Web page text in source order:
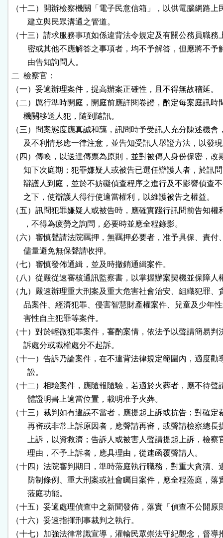
（十二）開辦檢察機關「電子民意信箱」，以供電腦網路上
        建立與民眾溝通之管道。
（十三）請求服務事項如係違背法令規定及有關公務員職務
密或其他不應解答之事項者，均不予解答，但應將不予
        由告知詢問人。
二  檢察官：
（一）妥適辦理案件，提高辦案正確性，且不得無故稽延。
（二）厲行準時開庭，開庭前應詳閱卷證，酌定每案庭訊時
      機關移送人犯，隨到隨訊。
（三）問案態度應真誠和藹，訊問時予受訊人充分陳述機會
及不利情形應一律注意，並告知受訊人舉證方法，以發
（四）傳喚，以送達傳票為原則，並對被傳人身份保密，改
知下次庭期；犯罪嫌疑人或被告已選任辯護人者，於訊
辯護人到庭，並於不妨礙偵查程序之進行及不影響偵查
      之下，使辯護人得行使適當權利，以維護被告之權益。
（五）訊問犯罪嫌疑人或被告時，應確實踐行訊問前告知權
      ，不得為疲勞之詢問，必要時並應全程錄影。
（六）審慎聲請法院羈押，無羈押必要者，准予具保、責付
      儘量避免無保聲請收押。
（七）審慎發佈通緝，並及時撤銷通緝案件。
（八）從嚴從速審核通訊監察書，以掌握辦案契機並保障人
（九）嚴速辦理重大刑案及重大危害社會治安、組織犯罪、
品案件、經濟犯罪、侵害智慧財產權案件、兒童及少年
      害性自主犯罪等案件。
（十）對於輕微犯罪案件，審酌案情，依法予以聲請簡易判
      訴處分或職權處分不起訴。
（十一）告訴乃論案件，在不違背法律規定範圍內，適度勸
        訟。
（十二）相驗案件，應隨報隨驗，若適於火葬者，應不待聲
        體證明書上適當位置，載明准予火葬。
（十三）裁判如有違誤不當者，應提起上訴或抗告；對確定
再審或非常上訴原因者，應聲請再審，或聲請檢察總長
上訴，以資救濟；告訴人或被害人聲請提起上訴，檢察
        理由，不予上訴者，應具理由，從速函覆聲請人。
（十四）法院審判期日，準時蒞庭執行職務，對重大貪瀆、
防制條例、重大刑案或社會矚目案件，應全程蒞庭，落
        蒞庭功能。
（十五）妥適處理偵查中之新聞發佈，落實「偵查不公開原
（十六）妥速指揮刑事裁判之執行。
（十七）加強法律常識宣導，灌輸民眾崇法守紀觀念，督導